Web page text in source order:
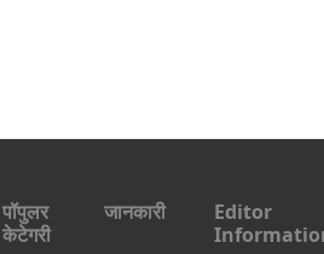
पॉपुलर
केटेगरी
जानकारी
Editor